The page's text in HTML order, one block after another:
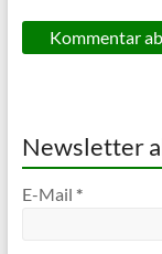
Newsletter
E-Mail *